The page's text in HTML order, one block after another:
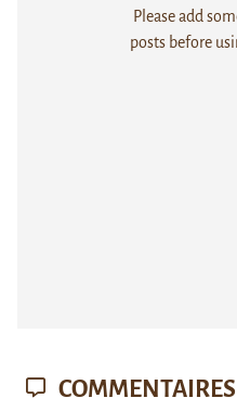
Please add
posts before
COMMENTAIRES